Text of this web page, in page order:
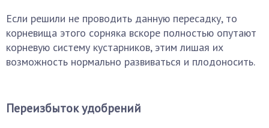
Если решили не проводить данную пересадку, то
корневища этого сорняка вскоре полностью опутают
корневую систему кустарников, этим лишая их
возможность нормально развиваться и плодоносить.
Переизбыток удобрений